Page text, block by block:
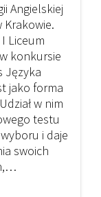
Angielskiej
Liceum
konkursie
Języka
jako forma
w nim
testu
i daje
swoich